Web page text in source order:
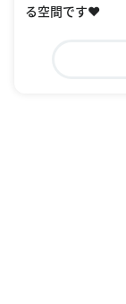
る空間です❤️